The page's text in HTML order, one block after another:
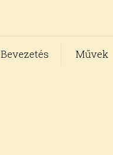
Bevezetés Művek